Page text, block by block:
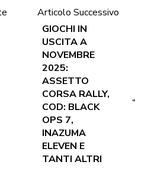
Articolo Successivo
GIOCHI IN
USCITA A
NOVEMBRE
2025:
ASSETTO
CORSA RALLY,
COD: BLACK
OPS 7,
INAZUMA
ELEVEN E
TANTI ALTRI